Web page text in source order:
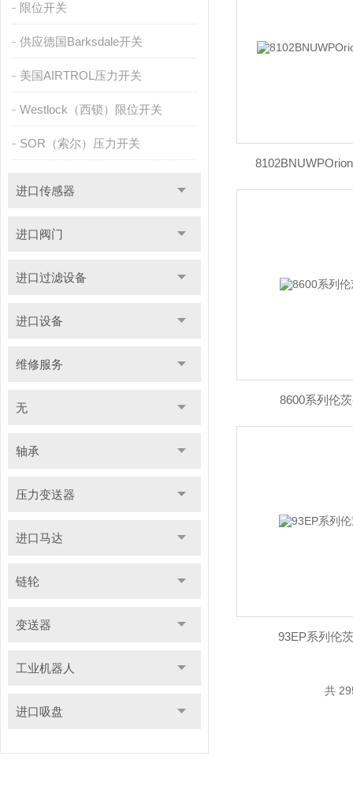
限位开关
供应德国Barksdale开关
美国AIRTROL压力开关
Westlock（西锁）限位开关
SOR（索尔）压力开关
进口传感器
进口阀门
进口过滤设备
进口设备
维修服务
无
轴承
压力变送器
进口马达
链轮
变送器
工业机器人
进口吸盘
8600系列伦
93EP系列伦
共